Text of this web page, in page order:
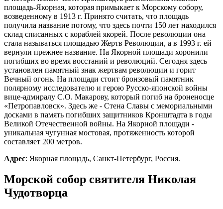
площадь-Якорная, которая примыкает к Морскому собору,
возведенному в 1913 г. Принято считать, что площадь
получила название потому, что здесь почти 150 лет находился
склад списанных с кораблей якорей. После революции она
стала называться площадью Жертв Революции, а в 1993 г. ей
вернули прежнее название. На Якорной площади хоронили
погибших во время восстаний и революций. Сегодня здесь
установлен памятный знак жертвам революции и горит
Вечный огонь. На площади стоит бронзовый памятник
полярному исследователю и герою Русско-японской войны
вице-адмиралу С.О. Макарову, который погиб на броненосце
«Петропавловск». Здесь же - Стена Славы с мемориальными
досками в память погибших защитников Кронштадта в годы
Великой Отечественной войны. На Якорной площади -
уникальная чугунная мостовая, протяженность которой
составляет 200 метров.
Адрес: Якорная площадь, Санкт-Петербург, Россия.
Морской собор святителя Николая
Чудотворца